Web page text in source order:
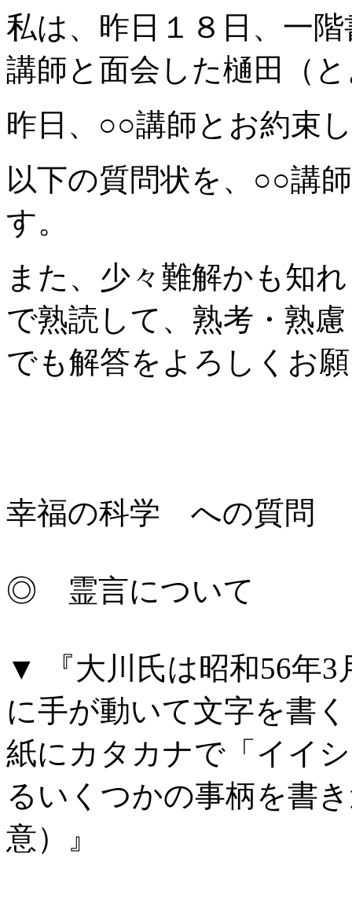
私は、昨日１８日、一
講師と面会した樋田（
昨日、○○講師とお約束
以下の質問状を、○○講
す。
また、少々難解かも知
で熟読して、熟考・熟
でも解答をよろしくお
幸福の科学 への質問
◎ 霊言について
▼ 『大川氏は昭和56年3
に手が動いて文字を書
紙にカタカナで「イイ
るいくつかの事柄を書
意）』